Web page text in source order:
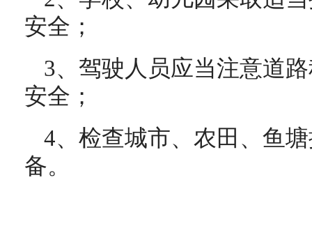
安全；
3、驾驶人员应当注意道
安全；
4、检查城市、农田、鱼
备。